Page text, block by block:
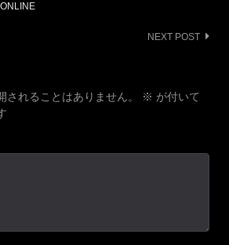
NEXT POST
されることはありません。 ※ が付いて